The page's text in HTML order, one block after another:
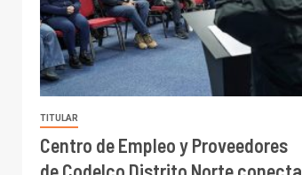
TITULAR
Centro de Empleo y Proveedores